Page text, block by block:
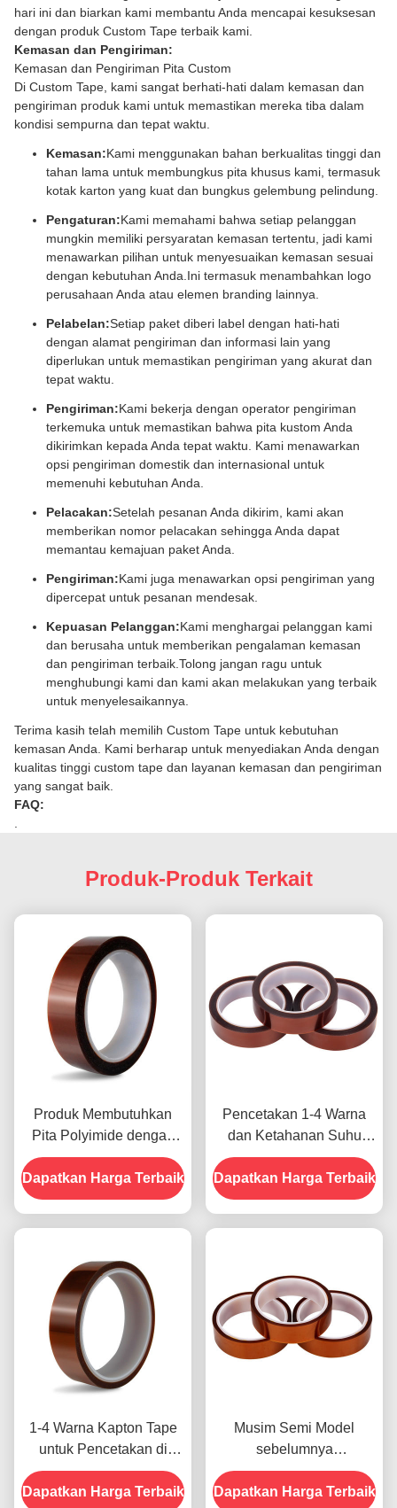
hari ini dan biarkan kami membantu Anda mencapai kesuksesan
dengan produk Custom Tape terbaik kami.
Kemasan dan Pengiriman:
Kemasan dan Pengiriman Pita Custom
Di Custom Tape, kami sangat berhati-hati dalam kemasan dan
pengiriman produk kami untuk memastikan mereka tiba dalam
kondisi sempurna dan tepat waktu.
Kemasan:Kami menggunakan bahan berkualitas tinggi dan
tahan lama untuk membungkus pita khusus kami, termasuk
kotak karton yang kuat dan bungkus gelembung pelindung.
Pengaturan:Kami memahami bahwa setiap pelanggan
mungkin memiliki persyaratan kemasan tertentu, jadi kami
menawarkan pilihan untuk menyesuaikan kemasan sesuai
dengan kebutuhan Anda.Ini termasuk menambahkan logo
perusahaan Anda atau elemen branding lainnya.
Pelabelan:Setiap paket diberi label dengan hati-hati
dengan alamat pengiriman dan informasi lain yang
diperlukan untuk memastikan pengiriman yang akurat dan
tepat waktu.
Pengiriman:Kami bekerja dengan operator pengiriman
terkemuka untuk memastikan bahwa pita kustom Anda
dikirimkan kepada Anda tepat waktu. Kami menawarkan
opsi pengiriman domestik dan internasional untuk
memenuhi kebutuhan Anda.
Pelacakan:Setelah pesanan Anda dikirim, kami akan
memberikan nomor pelacakan sehingga Anda dapat
memantau kemajuan paket Anda.
Pengiriman:Kami juga menawarkan opsi pengiriman yang
dipercepat untuk pesanan mendesak.
Kepuasan Pelanggan:Kami menghargai pelanggan kami
dan berusaha untuk memberikan pengalaman kemasan
dan pengiriman terbaik.Tolong jangan ragu untuk
menghubungi kami dan kami akan melakukan yang terbaik
untuk menyelesaikannya.
Terima kasih telah memilih Custom Tape untuk kebutuhan
kemasan Anda. Kami berharap untuk menyediakan Anda dengan
kualitas tinggi custom tape dan layanan kemasan dan pengiriman
yang sangat baik.
FAQ:
Produk-Produk Terkait
Produk Membutuhkan
Pita Polyimide dengan
Resistensi Tegangan
1000V
Dapatkan Harga Terbaik
Pencetakan 1-4 Warna
dan Ketahanan Suhu
-10C-80C Metode
Pembayaran Kartu Kredit
untuk Model Sebelumnya
Dapatkan Harga Terbaik
1-4 Warna Kapton Tape
untuk Pencetakan di
Bagian Depan
Dapatkan Harga Terbaik
Musim Semi Model
sebelumnya
menampilkan Ketahanan
Terhadap Kelembaban
Dapatkan Harga Terbaik